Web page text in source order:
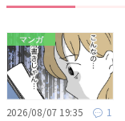
マンガ
2026/08/07 19:35 1